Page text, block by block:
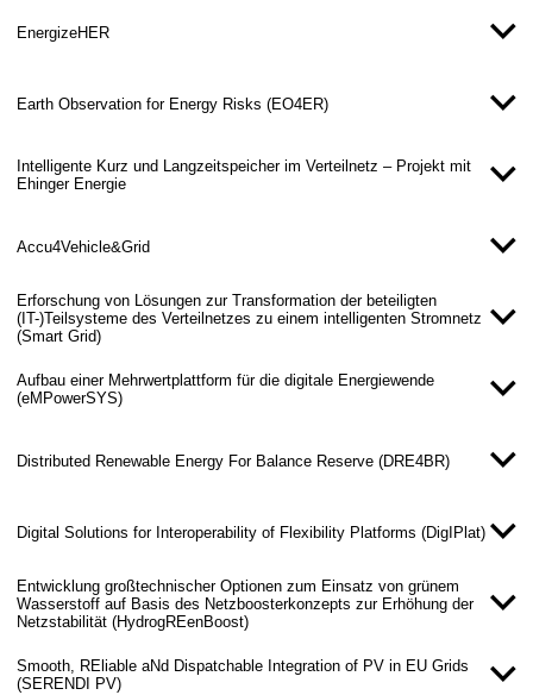
prognostizierte Netzengpässe zu visualisieren und durch geeignete
Weiterhin werden Schnittstellen zum Energiemanagement (EMS)
von dezentralen Anlagen (Quartieren, Ladeparks) mit regelbaren
Ladeparks können Fahrplänen bzw. Streckeneinsatzplanung von
Flottenbetreibern in das Management der Flexibilität einbezogen
EnergizeHER
Earth Observation for Energy Risks (EO4ER)
Intelligente Kurz und Langzeitspeicher im Verteilnetz – Projekt mit
Ehinger Energie
Accu4Vehicle&Grid
Erforschung von Lösungen zur Transformation der beteiligten
(IT-)Teilsysteme des Verteilnetzes zu einem intelligenten Stromnetz
(Smart Grid)
Aufbau einer Mehrwertplattform für die digitale Energiewende
(eMPowerSYS)
Distributed Renewable Energy For Balance Reserve (DRE4BR)
Digital Solutions for Interoperability of Flexibility Platforms (DigIPlat)
Entwicklung großtechnischer Optionen zum Einsatz von grünem
Wasserstoff auf Basis des Netzboosterkonzepts zur Erhöhung der
Netzstabilität (HydrogREenBoost)
Smooth, REliable aNd Dispatchable Integration of PV in EU Grids
(SERENDI PV)